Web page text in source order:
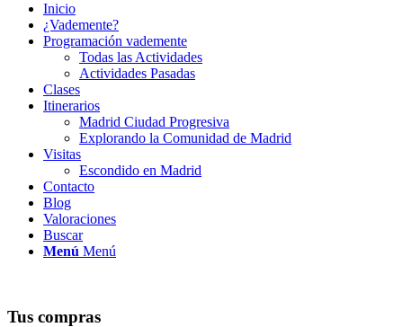
Inicio
¿Vademente?
Programación vademente
Todas las Actividades
Actividades Pasadas
Clases
Itinerarios
Madrid Ciudad Progresiva
Explorando la Comunidad de Madrid
Visitas
Escondido en Madrid
Contacto
Blog
Valoraciones
Buscar
Menú Menú
Tus compras